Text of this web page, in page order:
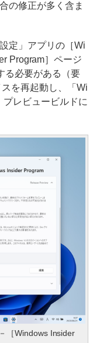
の修正が多く含ま
定」アプリの［Wi
Program］ページ
る必要がある（要
スを再起動し、「Wi
レビュービルドに
［Windows Insider